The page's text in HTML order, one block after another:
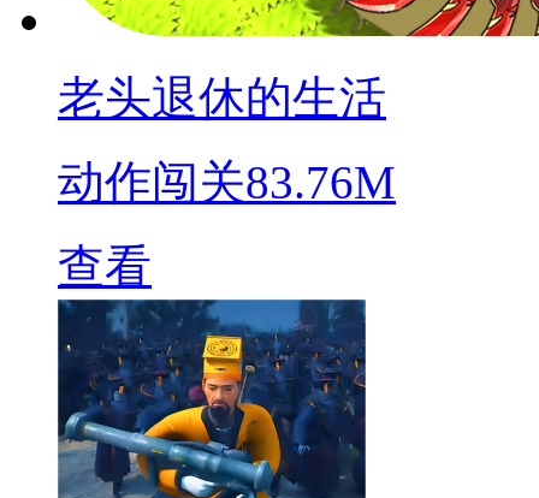
老头退休的生活
动作闯关83.76M
查看